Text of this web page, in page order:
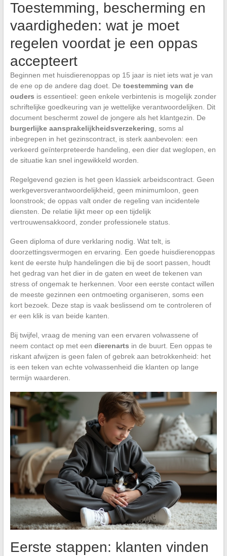
Toestemming, bescherming en
vaardigheden: wat je moet
regelen voordat je een oppas
accepteert
Beginnen met huisdierenoppas op 15 jaar is niet iets wat je van
de ene op de andere dag doet. De toestemming van de
ouders is essentieel: geen enkele verbintenis is mogelijk zonder
schriftelijke goedkeuring van je wettelijke verantwoordelijken. Dit
document beschermt zowel de jongere als het klantgezin. De
burgerlijke aansprakelijkheidsverzekering , soms al
inbegrepen in het gezinscontract, is sterk aanbevolen: een
verkeerd geïnterpreteerde handeling, een dier dat weglopen, en
de situatie kan snel ingewikkeld worden.
Regelgevend gezien is het geen klassiek arbeidscontract. Geen
werkgeversverantwoordelijkheid, geen minimumloon, geen
loonstrook; de oppas valt onder de regeling van incidentele
diensten. De relatie lijkt meer op een tijdelijk
vertrouwensakkoord, zonder professionele status.
Geen diploma of dure verklaring nodig. Wat telt, is
doorzettingsvermogen en ervaring. Een goede huisdierenoppas
kent de eerste hulp handelingen die bij de soort passen, houdt
het gedrag van het dier in de gaten en weet de tekenen van
stress of ongemak te herkennen. Voor een eerste contact willen
de meeste gezinnen een ontmoeting organiseren, soms een
kort bezoek. Deze stap is vaak beslissend om te controleren of
er een klik is van beide kanten.
Bij twijfel, vraag de mening van een ervaren volwassene of
neem contact op met een dierenarts in de buurt. Een oppas te
riskant afwijzen is geen falen of gebrek aan betrokkenheid: het
is een teken van echte volwassenheid die klanten op lange
termijn waarderen.
Eerste stappen: klanten vinden